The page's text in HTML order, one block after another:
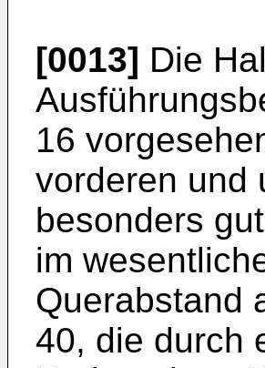
[0013] Die
16
vorderen und
besonders
im
Querabstand
40, die durch